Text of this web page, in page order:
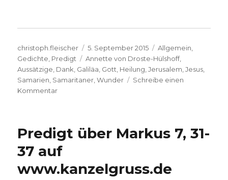
Autor
christoph.fleischer
Veröffentlicht
am
5. September 2015 Kategorien
Allgemein
Gedichte Predigt Schlagwörter
Annette von Droste-Hülshoff,
Aussätzige Dank Galiläa Gott Heilung ,Jerusalem ,Jesus
Samarien Samaritaner ,Wunder
Schreibe einen
Kommentarzu
17,
11
19
mit
Predigt über Markus 7, 31-
37 auf
www.kanzelgruss.de